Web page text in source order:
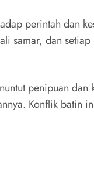
perintah dan
samar, dan
penipuan dan
Konflik